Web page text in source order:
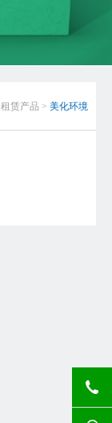
租赁产品 > 美化环境